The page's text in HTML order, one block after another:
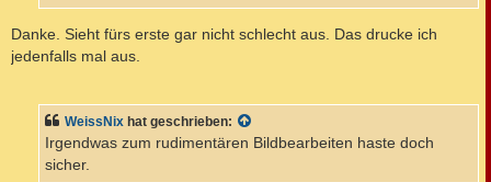
Danke. Sieht fürs erste gar nicht schlecht aus. Das drucke ich
jedenfalls mal aus.
WeissNix hat geschrieben:
Irgendwas zum rudimentären Bildbearbeiten haste doch
sicher.